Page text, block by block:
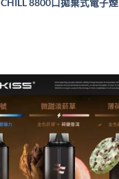
CHILL 8800口拋棄式電子煙